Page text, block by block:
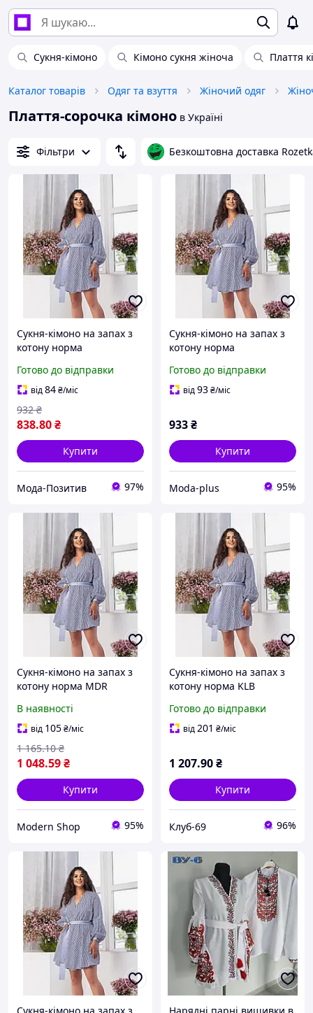
Сукня-кімоно Кімоно сукня жіноча Плаття
Каталог товарів Одяг та взуття Жіночий одяг
Плаття-сорочка кімоно в Україні
Фільтри Безкоштовна доставка
Сукня-кімоно на запах з
котону норма
Готово до відправки
від84₴/міс
838.80₴
932 ₴
Купити
Мода-Позитив 97%
Сукня-кімоно на запах з
котону норма
Готово до відправки
від93₴/міс
933₴
Купити
Moda-plus 95%
Сукня-кімоно на запах з
котону норма MDR
В наявності
від 105₴/міс
1 048.59₴
1 165.10 ₴
Купити
Modern Shop 95%
Сукня-кімоно на запах з
котону норма KLB
Готово до відправки
від201 ₴/міс
1 207.90₴
Купити
Клуб-69 96%